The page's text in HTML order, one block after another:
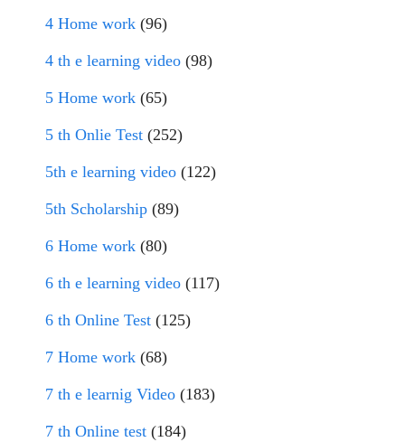
4 Home work (96)
4 th e learning video (98)
5 Home work (65)
5 th Onlie Test (252)
5th e learning video (122)
5th Scholarship (89)
6 Home work (80)
6 th e learning video (117)
6 th Online Test (125)
7 Home work (68)
7 th e learnig Video (183)
7 th Online test (184)